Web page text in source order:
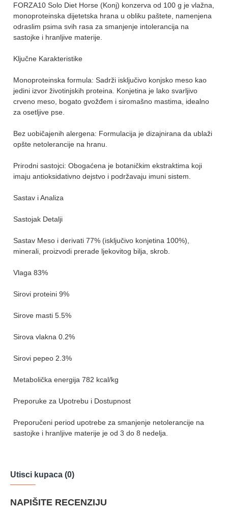
FORZA10 Solo Diet Horse (Konj) konzerva od 100 g je vlažna,
monoproteinska dijetetska hrana u obliku paštete, namenjena
odraslim psima svih rasa za smanjenje intolerancija na
sastojke i hranljive materije.
Ključne Karakteristike
Monoproteinska formula: Sadrži isključivo konjsko meso kao
jedini izvor životinjskih proteina. Konjetina je lako svarljivo
crveno meso, bogato gvožđem i siromašno mastima, idealno
za osetljive pse.
Bez uobičajenih alergena: Formulacija je dizajnirana da ublaži
opšte netolerancije na hranu.
Prirodni sastojci: Obogaćena je botaničkim ekstraktima koji
imaju antioksidativno dejstvo i podržavaju imuni sistem.
Sastav i Analiza
Sastojak Detalji
Sastav Meso i derivati 77% (isključivo konjetina 100%),
minerali, proizvodi prerade ljekovitog bilja, skrob.
Vlaga 83%
Sirovi proteini 9%
Sirove masti 5.5%
Sirova vlakna 0.2%
Sirovi pepeo 2.3%
Metabolička energija 782 kcal/kg
Preporuke za Upotrebu i Dostupnost
Preporučeni period upotrebe za smanjenje netolerancije na
sastojke i hranljive materije je od 3 do 8 nedelja.
Utisci kupaca (0)
NAPIŠITE RECENZIJU